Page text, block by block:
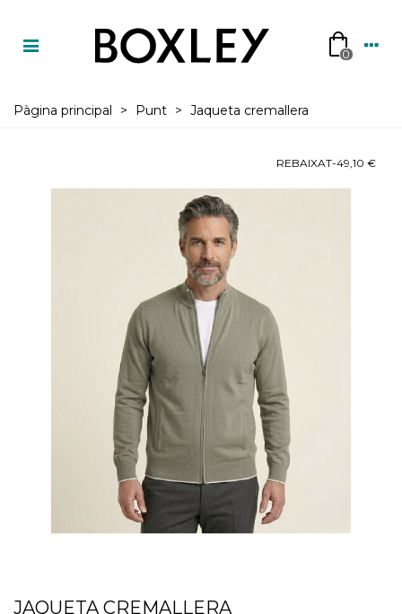
0
Pàgina principal > Punt > Jaqueta cremallera
REBAIXAT-49,10 €
JAQUETA CREMALLERA